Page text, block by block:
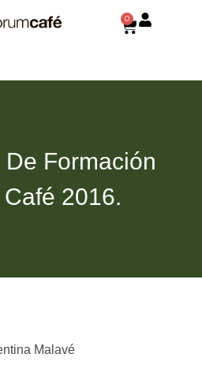
0
Formación
2016.
Malavé